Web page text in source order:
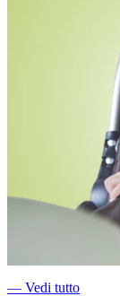
― Vedi tutto